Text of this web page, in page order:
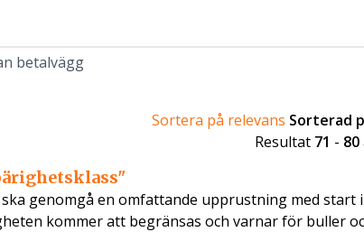
betalvägg
Sortera på relevans Sorterad
Resultat 71 - 80
genomgå en omfattande upprustning med start
kommer att begränsas och varnar för buller